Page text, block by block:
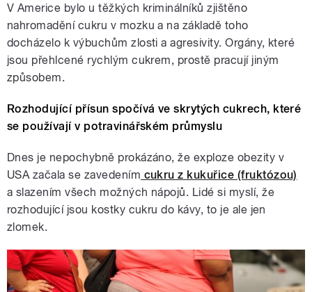
V Americe bylo u těžkých kriminálníků zjištěno
nahromadění cukru v mozku a na základě toho
docházelo k výbuchům zlosti a agresivity. Orgány, které
jsou přehlcené rychlým cukrem, prostě pracují jiným
způsobem.
Rozhodující přísun spočívá ve skrytých cukrech, které
se používají v potravinářském průmyslu
Dnes je nepochybně prokázáno, že exploze obezity v
USA začala se zavedením cukru z kukuřice (fruktózou)
a slazením všech možných nápojů. Lidé si myslí, že
rozhodující jsou kostky cukru do kávy, to je ale jen
zlomek.